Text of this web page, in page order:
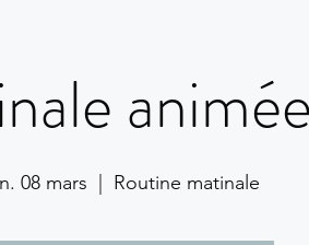
08 mars Routine matinale